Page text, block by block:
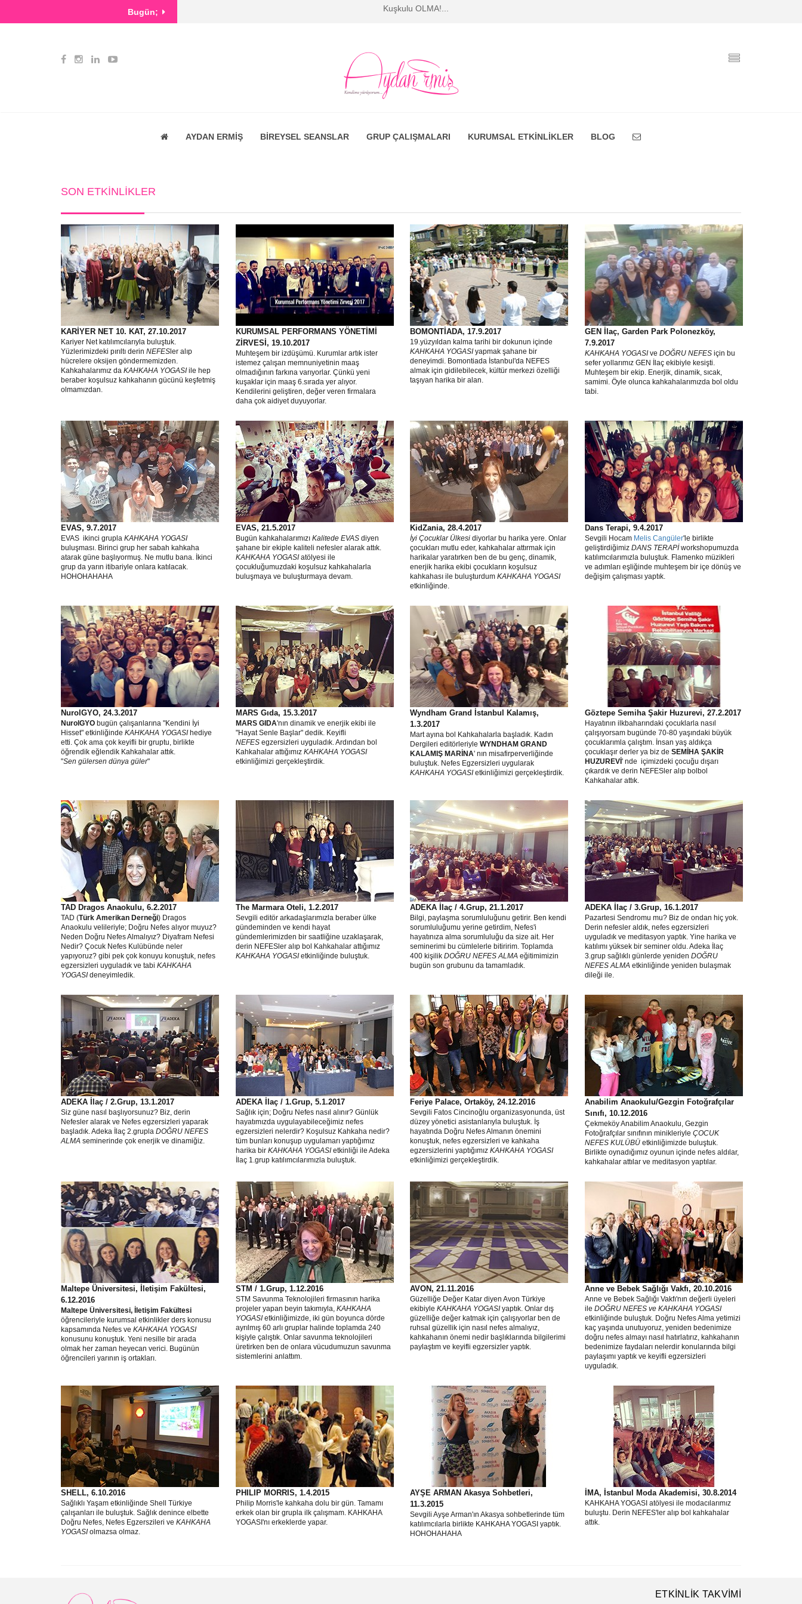
Bugün; Kuşkulu OLMA!...
AYDAN ERMİŞ BİREYSEL SEANSLAR GRUP ÇALIŞMALARI KURUMSAL ETKİNLİKLER BLOG
SON ETKİNLİKLER
KARİYER NET 10. KAT, 27.10.2017
Kariyer Net katılımcılarıyla buluştuk.
Yüzlerimizdeki pırıltı derin NEFES ler alıp
hücrelere oksijen göndermemizden.
Kahkahalarımız da KAHKAHA YOGASIile hep
beraber koşulsuz kahkahanın gücünü keşfetmiş
olmamızdan.
KURUMSAL PERFORMANS YÖNETİMİ
ZİRVESİ, 19.10.2017
Muhteşem bir izdüşümü. Kurumlar artık ister
istemez çalışan memnuniyetinin maaş
olmadığının farkına varıyorlar. Çünkü yeni
kuşaklar için maaş 6.sırada yer alıyor.
Kendilerini geliştiren, değer veren firmalara
daha çok aidiyet duyuyorlar.
BOMONTİADA, 17.9.2017
19.yüzyıldan kalma tarihi bir dokunun içinde
KAHKAHA YOGASIyapmak şahane bir
deneyimdi. Bomontiada İstanbul'da NEFES
almak için gidilebilecek, kültür merkezi özelliği
taşıyan harika bir alan.
GEN İlaç, Garden Park Polonezköy,
7.9.2017
KAHKAHA YOGASIve DOĞRU NEFESiçin bu
sefer yollarımız GEN İlaç ekibiyle kesişti.
Muhteşem bir ekip. Enerjik, dinamik, sıcak,
samimi. Öyle olunca kahkahalarımızda bol oldu
tabi.
EVAS, 9.7.2017
EVAS ikinci grupla KAHKAHA YOGASI
buluşması. Birinci grup her sabah kahkaha
atarak güne başlıyormuş. Ne mutlu bana. İkinci
grup da yarın itibariyle onlara katılacak.
HOHOHAHAHA
EVAS, 21.5.2017
Bugün kahkahalarımızı Kalitede EVASdiyen
şahane bir ekiple kaliteli nefesler alarak attık.
KAHKAHA YOGASIatölyesi ile
çocukluğumuzdaki koşulsuz kahkahalarla
buluşmaya ve buluşturmaya devam.
KidZania, 28.4.2017
İyi Çocuklar Ülkesi diyorlar bu harika yere. Onlar
çocukları mutlu eder, kahkahalar attırmak için
harikalar yaratırken ben de bu genç, dinamik,
enerjik harika ekibi çocukların koşulsuz
kahkahası ile buluşturdum KAHKAHA YOGASI
etkinliğinde.
Dans Terapi, 9.4.2017
Sevgili Hocam Melis Cangüler'le birlikte
geliştirdiğimiz DANS TERAPİworkshopumuzda
katılımcılarımızla buluştuk. Flamenko müzikleri
ve adımları eşliğinde muhteşem bir içe dönüş ve
değişim çalışması yaptık.
NurolGYO, 24.3.2017
NurolGYO bugün çalışanlarına "Kendini İyi
Hisset" etkinliğinde KAHKAHA YOGASIhediye
etti. Çok ama çok keyifli bir gruptu, birlikte
öğrendik eğlendik Kahkahalar attık.
"Sen gülersen dünya güler"
MARS Gıda, 15.3.2017
MARS GIDA'nın dinamik ve enerjik ekibi ile
"Hayat Senle Başlar" dedik. Keyifli
NEFESegzersizleri uyguladık. Ardından bol
Kahkahalar attığımız KAHKAHA YOGASI
etkinliğimizi gerçekleştirdik.
Wyndham Grand İstanbul Kalamış,
1.3.2017
Mart ayına bol Kahkahalarla başladık. Kadın
Dergileri editörleriyle WYNDHAM GRAND
KALAMIŞ MARİNA' nın misafirperverliğinde
buluştuk. Nefes Egzersizleri uygularak
KAHKAHA YOGASIetkinliğimizi gerçekleştirdik.
Göztepe Semiha Şakir Huzurevi, 27.2.2017
Hayatının ilkbaharındaki çocuklarla nasıl
çalışıyorsam bugünde 70-80 yaşındaki büyük
çocuklarımla çalıştım. İnsan yaş aldıkça
çocuklaşır derler ya biz de SEMİHA ŞAKİR
HUZUREVİ ' nde içimizdeki çocuğu dışarı
çıkardık ve derin NEFESler alıp bolbol
Kahkahalar attık.
TAD Dragos Anaokulu, 6.2.2017
TAD (Türk Amerikan Derneği) Dragos
Anaokulu velileriyle; Doğru Nefes alıyor muyuz?
Neden Doğru Nefes Almalıyız? Diyafram Nefesi
Nedir? Çocuk Nefes Kulübünde neler
yapıyoruz? gibi pek çok konuyu konuştuk, nefes
egzersizleri uyguladık ve tabi KAHKAHA
YOGASIdeneyimledik.
The Marmara Oteli, 1.2.2017
Sevgili editör arkadaşlarımızla beraber ülke
gündeminden ve kendi hayat
gündemlerimizden bir saatliğine uzaklaşarak,
derin NEFESler alıp bol Kahkahalar attığımız
KAHKAHA YOGASIetkinliğinde buluştuk.
ADEKA İlaç / 4.Grup, 21.1.2017
Bilgi, paylaşma sorumluluğunu getirir. Ben kendi
sorumluluğumu yerine getirdim, Nefes'i
hayatınıza alma sorumluluğu da size ait. Her
seminerimi bu cümlelerle bitiririm. Toplamda
400 kişilik DOĞRU NEFES ALMA eğitimimizin
bugün son grubunu da tamamladık.
ADEKA İlaç / 3.Grup, 16.1.2017
Pazartesi Sendromu mu? Biz de ondan hiç yok.
Derin nefesler aldık, nefes egzersizleri
uyguladık ve meditasyon yaptık. Yine harika ve
katılımı yüksek bir seminer oldu. Adeka İlaç
3.grup sağlıklı günlerde yeniden DOĞRU
NEFES ALMAetkinliğinde yeniden bulaşmak
dileği ile.
ADEKA İlaç / 2.Grup, 13.1.2017
Siz güne nasıl başlıyorsunuz? Biz, derin
Nefesler alarak ve Nefes egzersizleri yaparak
başladık. Adeka İlaç 2.grupla DOĞRU NEFES
ALMA seminerinde çok enerjik ve dinamiğiz.
ADEKA İlaç / 1.Grup, 5.1.2017
Sağlık için; Doğru Nefes nasıl alınır? Günlük
hayatımızda uygulayabileceğimiz nefes
egzersizleri nelerdir? Koşulsuz Kahkaha nedir?
tüm bunları konuşup uygulamarı yaptığımız
harika bir KAHKAHA YOGASIetkinliği ile Adeka
İlaç 1.grup katılımcılarımızla buluştuk.
Feriye Palace, Ortaköy, 24.12.2016
Sevgili Fatos Cincinoğlu organizasyonunda, üst
düzey yönetici asistanlarıyla buluştuk. İş
hayatında Doğru Nefes Almanın önemini
konuştuk, nefes egzersizleri ve kahkaha
egzersizlerini yaptığımız KAHKAHA YOGASI
etkinliğimizi gerçekleştirdik.
Anabilim Anaokulu/Gezgin Fotoğrafçılar
Sınıfı, 10.12.2016
Çekmeköy Anabilim Anaokulu, Gezgin
Fotoğrafçılar sınıfının minikleriyle ÇOCUK
NEFES KULÜBÜetkinliğimizde buluştuk.
Birlikte oynadığımız oyunun içinde nefes aldılar,
kahkahalar attılar ve meditasyon yaptılar.
Maltepe Üniversitesi, İletişim Fakültesi,
6.12.2016
Maltepe Üniversitesi, İletişim Fakültesi
öğrencileriyle kurumsal etkinlikler ders konusu
kapsamında Nefes ve KAHKAHA YOGASI
konusunu konuştuk. Yeni nesille bir arada
olmak her zaman heyecan verici. Bugünün
öğrencileri yarının iş ortakları.
STM / 1.Grup, 1.12.2016
STM Savunma Teknolojileri firmasının harika
projeler yapan beyin takımıyla, KAHKAHA
YOGASIetkinliğimizde, iki gün boyunca dörde
ayrılmış 60 arlı gruplar halinde toplamda 240
kişiyle çalıştık. Onlar savunma teknolojileri
üretirken ben de onlara vücudumuzun savunma
sistemlerini anlattım.
AVON, 21.11.2016
Güzelliğe Değer Katar diyen Avon Türkiye
ekibiyle KAHKAHA YOGASIyaptık. Onlar dış
güzelliğe değer katmak için çalışıyorlar ben de
ruhsal güzellik için nasıl nefes almalıyız,
kahkahanın önemi nedir başlıklarında bilgilerimi
paylaştım ve keyifli egzersizler yaptık.
Anne ve Bebek Sağlığı Vakfı, 20.10.2016
Anne ve Bebek Sağlığı Vakfı'nın değerli üyeleri
ile DOĞRU NEFES ve KAHKAHA YOGASI
etkinliğinde buluştuk. Doğru Nefes Alma yetimizi
kaç yaşında unutuyoruz, yeniden bedenimize
doğru nefes almayı nasıl hatırlatırız, kahkahanın
bedenimize faydaları nelerdir konularında bilgi
paylaşımı yaptık ve keyifli egzersizleri
uyguladık.
SHELL, 6.10.2016
Sağlıklı Yaşam etkinliğinde Shell Türkiye
çalışanları ile buluştuk. Sağlık denince elbette
Doğru Nefes, Nefes Egzerszileri ve KAHKAHA
YOGASIolmazsa olmaz.
PHILIP MORRIS, 1.4.2015
Philip Morris'le kahkaha dolu bir gün. Tamamı
erkek olan bir grupla ilk çalışmam. KAHKAHA
YOGASI'nı erkeklerde yapar.
AYŞE ARMAN Akasya Sohbetleri,
11.3.2015
Sevgili Ayşe Arman'ın Akasya sohbetlerinde tüm
katılımcılarla birlikte KAHKAHA YOGASI yaptık.
HOHOHAHAHA
İMA, İstanbul Moda Akademisi, 30.8.2014
KAHKAHA YOGASI atölyesi ile modacılarımız
buluştu. Derin NEFES'ler alıp bol kahkahalar
attık.
ETKİNLİK TAKVİMİ